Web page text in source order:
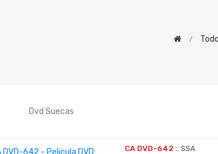
Dvd Suecas
CA DVD-642 ::SSA